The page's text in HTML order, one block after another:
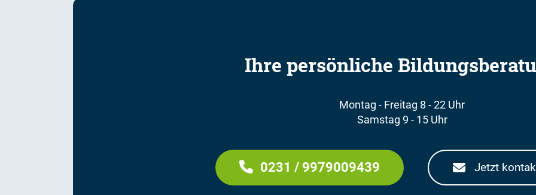
Ihre persönliche
Montag - Freitag 8 - 22 Uhr
Samstag 9 - 15 Uhr
0231 / 9979009439 Jetzt